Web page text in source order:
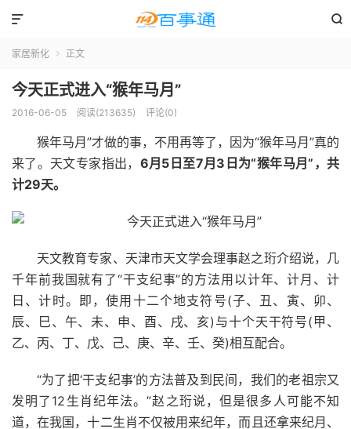


家居新化  正文
今天正式进入“猴年马月”
2016-06-05 阅读(213635) 评论(0)
猴年马月”才做的事，不用再等了，因为“猴年马月”真的
来了。天文专家指出， 6月5日至7月3日为“猴年马月”，共
计29天。
天文教育专家、天津市天文学会理事赵之珩介绍说，几
千年前我国就有了“干支纪事”的方法用以计年、计月、计
日、计时。即，使用十二个地支符号(子、丑、寅、卯、
辰、巳、午、未、申、酉、戌、亥)与十个天干符号(甲、
乙、丙、丁、戊、己、庚、辛、壬、癸)相互配合。
“为了把‘干支纪事’的方法普及到民间，我们的老祖宗又
发明了12生肖纪年法。”赵之珩说，但是很多人可能不知
道，在我国，十二生肖不仅被用来纪年，而且还拿来纪月、